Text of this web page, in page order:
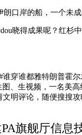
口岸的船，一个未成
晓得成果呢？红杉
穿谁都雅特朗普霍
、生视频，一名美高
明评论，随便搜搜
旗舰厅信息